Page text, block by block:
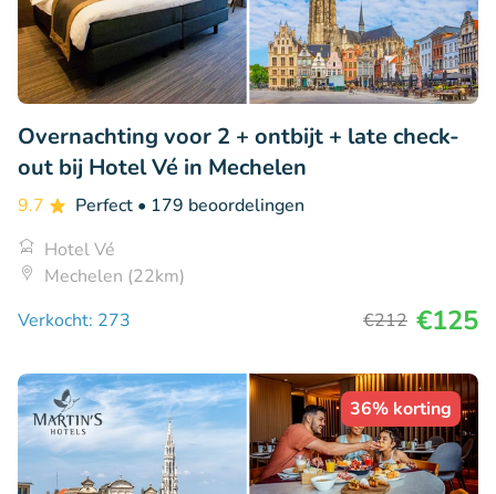
Overnachting voor 2 + ontbijt + late check-
out bij Hotel Vé in Mechelen
9.7 Perfect • 179 beoordelingen
Hotel Vé
Mechelen (22km)
Verkocht: 273
€212 €125
36% korting